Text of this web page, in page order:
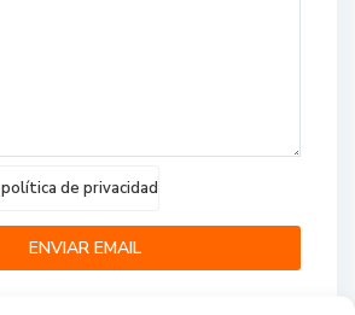
política de privacidad